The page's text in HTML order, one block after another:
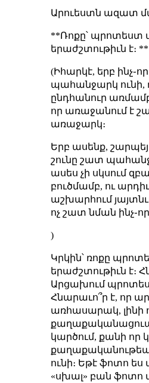
Արուեստն ազատ
**Ռոքը՝ պրոտեստ
երաժշտութիւն է։ **
(Իհարկէ, երբ
պահանջարկ ունի,
ընդհանուր
որ առաջանում է
առաջարկ։
Երբ ասենք,
շունը շատ
ասես չի սկսում
բուծմամբ, ու
աշխարհում
ոչ շատ նման
)
Կրկին՝ ռոքը
երաժշտութիւն է։
Արցախում
Հնարաւո՞ր է, որ
առհասարակ, լինի
կարծում, քանի որ
ունի։ Եթէ ֆոտո ես
«սխալ» բան ֆոտո